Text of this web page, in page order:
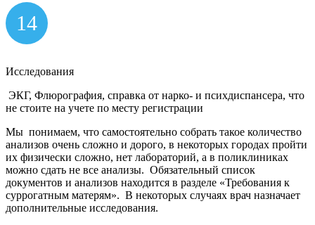
14
Исследования
ЭКГ, Флюрография, справка от нарко- и психдиспансера, что
не стоите на учете по месту регистрации
Мы понимаем, что самостоятельно собрать такое количество
анализов очень сложно и дорого, в некоторых городах пройти
их физически сложно, нет лабораторий, а в поликлиниках
можно сдать не все анализы. Обязательный список
документов и анализов находится в разделе «Требования к
суррогатным матерям». В некоторых случаях врач назначает
дополнительные исследования.